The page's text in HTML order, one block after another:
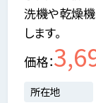
洗機や乾燥
します。
価格
所在地